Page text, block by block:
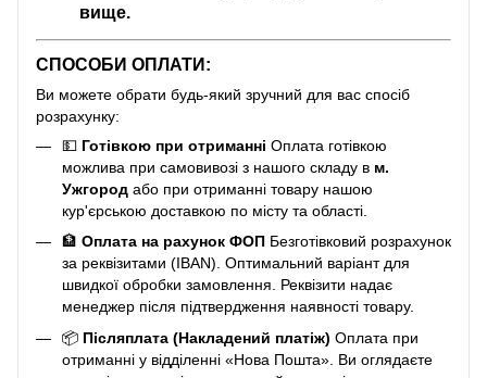
вище.
СПОСОБИ ОПЛАТИ:
Ви можете обрати будь-який зручний для вас спосіб
розрахунку:
💵 Готівкою при отриманні Оплата готівкою
можлива при самовивозі з нашого складу в м.
Ужгород або при отриманні товару нашою
кур'єрською доставкою по місту та області.
🏦 Оплата на рахунок ФОП Безготівковий розрахунок
за реквізитами (IBAN). Оптимальний варіант для
швидкої обробки замовлення. Реквізити надає
менеджер після підтвердження наявності товару.
📦 Післяплата (Накладений платіж) Оплата при
отриманні у відділенні «Нова Пошта». Ви оглядаєте